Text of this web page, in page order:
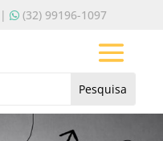
(32) 99196-1097